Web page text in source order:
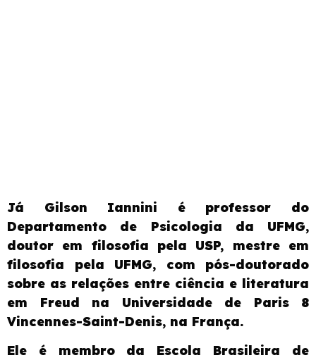
Já Gilson Iannini é professor do
Departamento de Psicologia da UFMG,
doutor em filosofia pela USP, mestre em
filosofia pela UFMG, com pós-doutorado
sobre as relações entre ciência e literatura
em Freud na Universidade de Paris 8
Vincennes-Saint-Denis, na França.
Ele é membro da Escola Brasileira de